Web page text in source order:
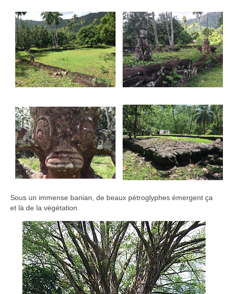
Sous un immense banian, de beaux pétroglyphes émergent ça
et là de la végétation.